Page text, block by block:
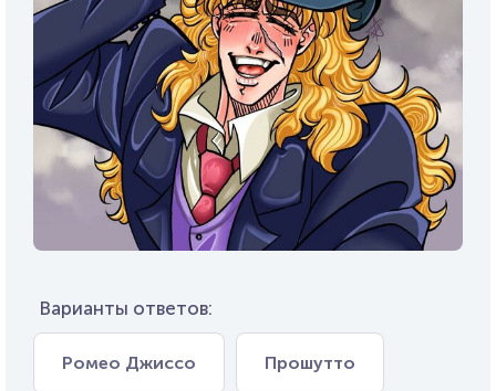
Варианты ответов:
Ромео Джиссо Прошутто